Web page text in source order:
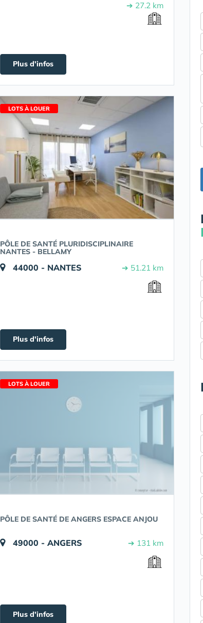
➔ 27.2 km
Plus d'infos
LOTS À LOUER
PÔLE DE SANTÉ PLURIDISCIPLINAIRE
NANTES - BELLAMY
44000 - NANTES ➔ 51.21 km
Plus d'infos
LOTS À LOUER
PÔLE DE SANTÉ DE ANGERS ESPACE ANJOU
49000 - ANGERS ➔ 131 km
Plus d'infos